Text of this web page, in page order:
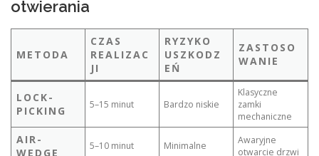
otwierania
METODA
CZAS
REALIZAC
JI
RYZYKO
USZKODZ
EŃ
ZASTOSO
WANIE
LOCK-
PICKING
5–15 minut Bardzo niskie
Klasyczne
zamki
mechaniczne
AIR-
WEDGE
5–10 minut Minimalne
Awaryjne
otwarcie drzwi